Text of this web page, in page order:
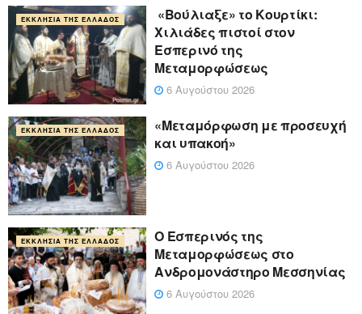
ΕΚΚΛΗΣΊΑ ΤΗΣ ΕΛΛΆΔΟΣ
«Βούλιαξε» το Κουρτίκι:
Χιλιάδες πιστοί στον
Εσπερινό της
Μεταμορφώσεως
6 Αυγούστου 2026
ΕΚΚΛΗΣΊΑ ΤΗΣ ΕΛΛΆΔΟΣ
«Μεταμόρφωση με προσευχή
και υπακοή»
6 Αυγούστου 2026
ΕΚΚΛΗΣΊΑ ΤΗΣ ΕΛΛΆΔΟΣ
Ο Εσπερινός της
Μεταμορφώσεως στο
Ανδρομονάστηρο Μεσσηνίας
6 Αυγούστου 2026